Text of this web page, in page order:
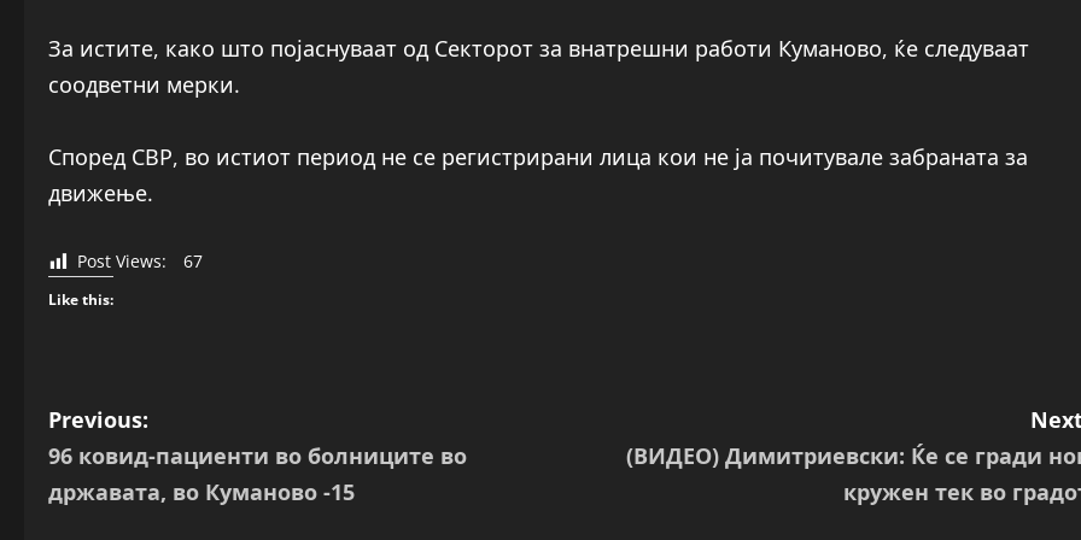
За истите, како што појаснуваат од Секторот за внатрешни работи Куманово, ќе следуваат
соодветни мерки.
Според СВР, во истиот период не се регистрирани лица кои не ја почитувале забраната за
движење.
Post Views: 67
Like this:
P
o
Previous:
96 ковид-пациенти во болниците во
државата, во Куманово -15
(ВИДЕО) Димитриевски: Ќе се гради
кружен тек во